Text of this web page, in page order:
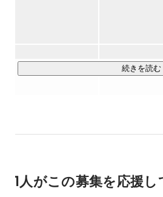
エンジニアの育成を目指してます。
続きを読む
1人がこの募集を応援